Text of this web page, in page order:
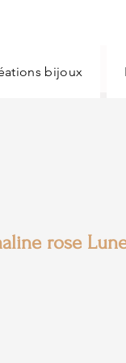
bijoux
rose